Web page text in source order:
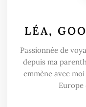
LÉA,
Passionnée de
depuis ma
emmène avec
Europe